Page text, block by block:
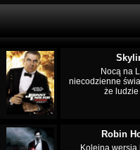
Nocą na
niecodzienne
że
Robin
Kolejna wersja